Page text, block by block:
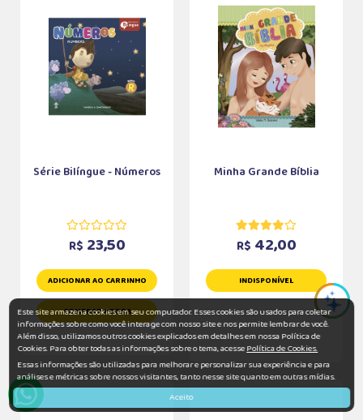
Série Bilíngue - Números
R$ 23,50
ADICIONAR AO CARRINHO
COMPRAR AGORA
Minha Grande Bíblia
R$ 42,00
INDISPONÍVEL
Este site armazena cookies em seu computador. Esses cookies são usados para coletar
informações sobre como você interage com nosso site e nos permite lembrar de você.
Além disso, utilizamos outros cookies explicados em detalhes em nossa Política de
Cookies. Para obter todas as informações sobre o tema, acessePolítica de Cookies.
Essas informações são utilizadas para melhorar e personalizar sua experiência e para
análises e métricas sobre nossos visitantes, tanto nesse site quanto em outras mídias.
Aceito